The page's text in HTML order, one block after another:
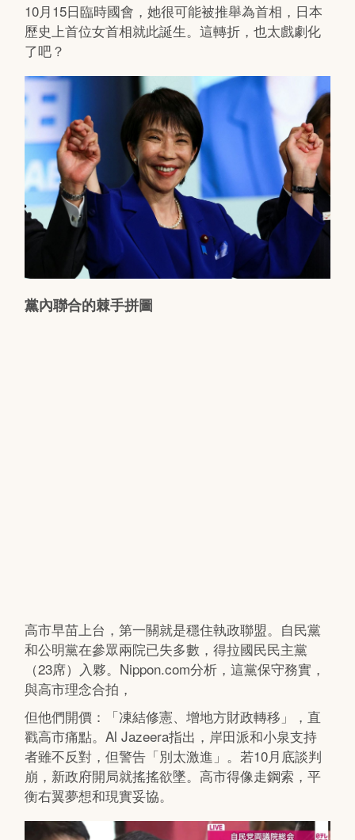
10月15日臨時國會，她很可能被推舉為首相，日本
歷史上首位女首相就此誕生。這轉折，也太戲劇化
了吧？
黨內聯合的棘手拼圖
高市早苗上台，第一關就是穩住執政聯盟。自民黨
和公明黨在參眾兩院已失多數，得拉國民民主黨
（23席）入夥。Nippon.com分析，這黨保守務實，
與高市理念合拍，
但他們開價：「凍結修憲、增地方財政轉移」，直
戳高市痛點。Al Jazeera指出，岸田派和小泉支持
者雖不反對，但警告「別太激進」。若10月底談判
崩，新政府開局就搖搖欲墜。高市得像走鋼索，平
衡右翼夢想和現實妥協。